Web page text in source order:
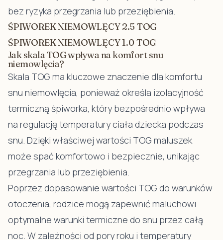
bez ryzyka przegrzania lub przeziębienia.
ŚPIWOREK NIEMOWLĘCY 2.5 TOG
ŚPIWOREK NIEMOWLĘCY 1.0 TOG
Jak skala TOG wpływa na komfort snu
niemowlęcia?
Skala TOG ma kluczowe znaczenie dla komfortu
snu niemowlęcia, ponieważ określa izolacyjność
termiczną śpiworka, który bezpośrednio wpływa
na regulację temperatury ciała dziecka podczas
snu. Dzięki właściwej wartości TOG maluszek
może spać komfortowo i bezpiecznie, unikając
przegrzania lub przeziębienia.
Poprzez dopasowanie wartości TOG do warunków
otoczenia, rodzice mogą zapewnić maluchowi
optymalne warunki termiczne do snu przez całą
noc. W zależności od pory roku i temperatury